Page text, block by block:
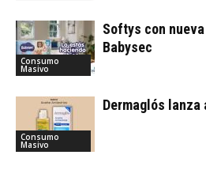
Consumo
Masivo
Softys con
Babysec
Consumo
Masivo
Dermaglós